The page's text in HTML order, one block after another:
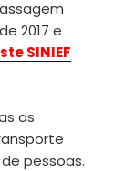
2017 e
SINIEF
as
pessoas.